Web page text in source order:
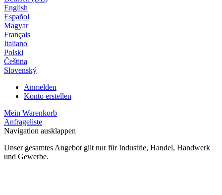
English
Español
Magyar
Français
Italiano
Polski
Čeština
Slovenský
Anmelden
Konto erstellen
Mein Warenkorb
Anfrageliste
Navigation ausklappen
Unser gesamtes Angebot gilt nur für Industrie, Handel, Handwerk
und Gewerbe.